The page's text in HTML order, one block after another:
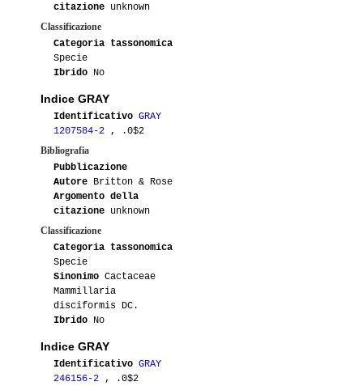
09-2019
06-2019
06-2018 Blasquez76
08-2017 Blasquez76
07-2017 Astro86
06-2017 Aikea
05-2017
03-2017
01-2016 Gianna
citazione unknown
Classificazione
Categoria tassonomica
Specie
Ibrido No
Indice GRAY
Identificativo GRAY
1207584-2 , .0$2
Bibliografia
Pubblicazione
Autore Britton & Rose
Argomento della
citazione unknown
Classificazione
Categoria tassonomica
Specie
Sinonimo Cactaceae
Mammillaria
disciformis DC.
Ibrido No
Indice GRAY
Identificativo GRAY
246156-2 , .0$2